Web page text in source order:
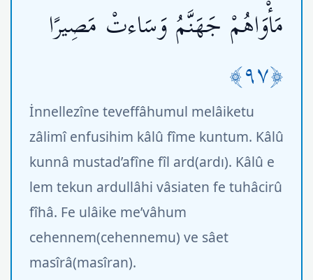
مَأْوَاهُمْ جَهَنَّمُ وَسَاءتْ مَصِيرًا
﴿٩٧﴾
İnnellezîne teveffâhumul melâiketu
zâlimî enfusihim kâlû fîme kuntum. Kâlû
kunnâ mustad’afîne fîl ard(ardı). Kâlû e
lem tekun ardullâhi vâsiaten fe tuhâcirû
fîhâ. Fe ulâike me’vâhum
cehennem(cehennemu) ve sâet
masîrâ(masîran).